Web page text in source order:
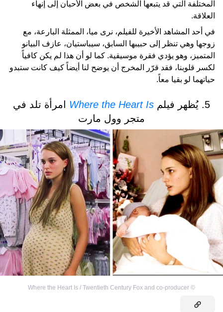
المختلفة التي قد يتبعها الشخص في بعض الأحيان إلى إنهاء
العلاقة.
في أحد المشاهد الأخيرة للفيلم، نرى ميا، الممثلة البارعة، مع
زوجها وهي تنظر إلى حبيبها السابق، سيباستيان، عازف البيانو
المتميز، وهو يؤدي فقرة موسيقية. كما لو أن هذا لم يكن كافياً
لكسر قلوبنا، فقد قرّر المخرج أن يوضح لنا أيضاً كيف كانت ستبدو
حياتهما لو بقيا معاً.
5. يُظهر فيلم Where the Heart Is امرأة تلد في
متجر وول مارت
©
Where the Heart Is / Twentieth Century Fox and co-producer